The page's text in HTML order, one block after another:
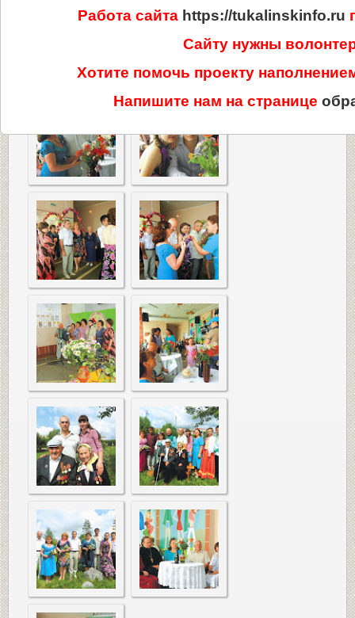
Работа сайта https://tukalinskinfo.ru
Сайту нужны
Хотите помочь проекту
Напишите нам на странице